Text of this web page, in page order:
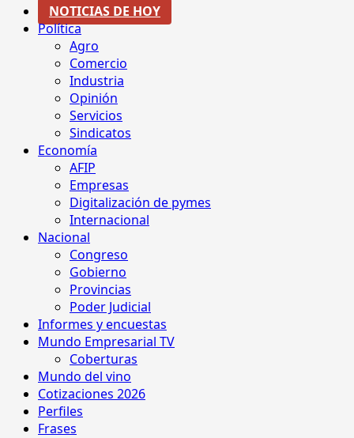
NOTICIAS DE HOY
Política
Agro
Comercio
Industria
Opinión
Servicios
Sindicatos
Economía
AFIP
Empresas
Digitalización de pymes
Internacional
Nacional
Congreso
Gobierno
Provincias
Poder Judicial
Informes y encuestas
Mundo Empresarial TV
Coberturas
Mundo del vino
Cotizaciones 2026
Perfiles
Frases